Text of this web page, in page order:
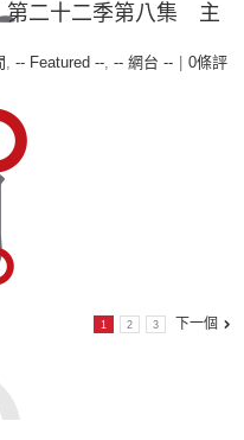
第二十二季第八集 主
, -- Featured --, -- 網台 --
0條評
1 2 3 下一個